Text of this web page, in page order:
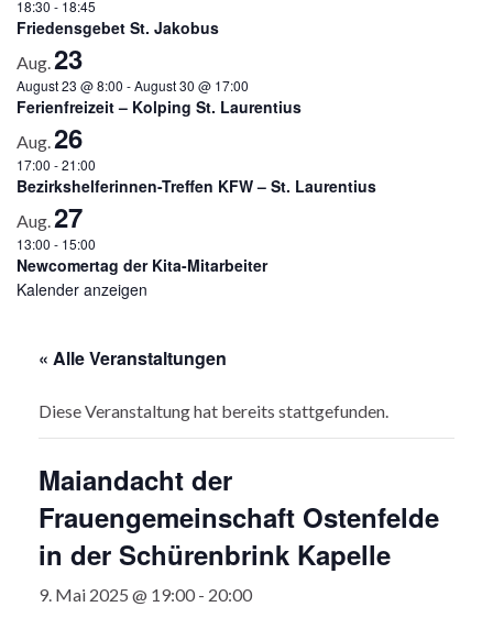
18:30 - 18:45
Friedensgebet St. Jakobus
Aug.23
August 23 @ 8:00 -August 30 @ 17:00
Ferienfreizeit – Kolping St. Laurentius
Aug.26
17:00 -21:00
Bezirkshelferinnen-Treffen KFW – St. Laurentius
Aug.27
13:00 - 15:00
Newcomertag der Kita-Mitarbeiter
Kalender anzeigen
« Alle Veranstaltungen
Diese Veranstaltung hat bereits stattgefunden.
Maiandacht der
Frauengemeinschaft Ostenfelde
in der Schürenbrink Kapelle
9. Mai 2025 @ 19:00 - 20:00